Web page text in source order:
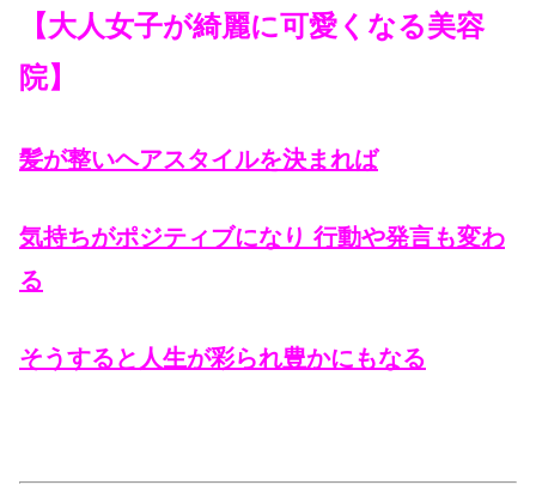
【大人女子が綺麗に可愛くなる美容
院】
髪が整いヘアスタイルを決まれば
気持ちがポジティブになり 行動や発言も変わ
る
そうすると人生が彩られ豊かにもなる